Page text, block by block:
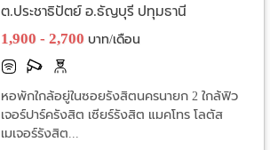
ต.ประชาธิปัตย์ อ.ธัญบุรี ปทุมธานี
1,900 - 2,700 บาท/เดือน
หอพักใกล้อยู่ในซอยรังสิตนครนายก 2 ใกล้ฟิว
เจอร์ปาร์ครังสิต เซียร์รังสิต แมคโทร โลตัส
เมเจอร์รังสิต...